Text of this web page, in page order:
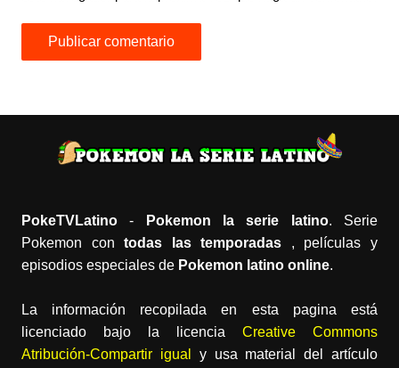
PokeTVLatino- Pokemon la serie latino. Serie
Pokemon contodas las temporadas , películas y
episodios especiales de Pokemon latino online.
La información recopilada en esta pagina está
licenciado bajo la licenciaCreative Commons
Atribución-Compartir igual
y usa material del artículo